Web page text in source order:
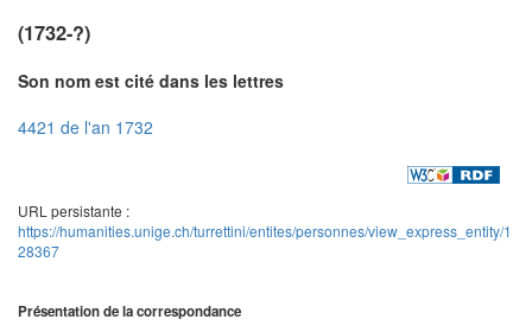
(1732-?)
Son nom est cité dans les lettres
4421 de l'an 1732
URL persistante :
https://humanities.unige.ch/turrettini/entites/personnes/view_express_entity/1
28367
Présentation de la correspondance